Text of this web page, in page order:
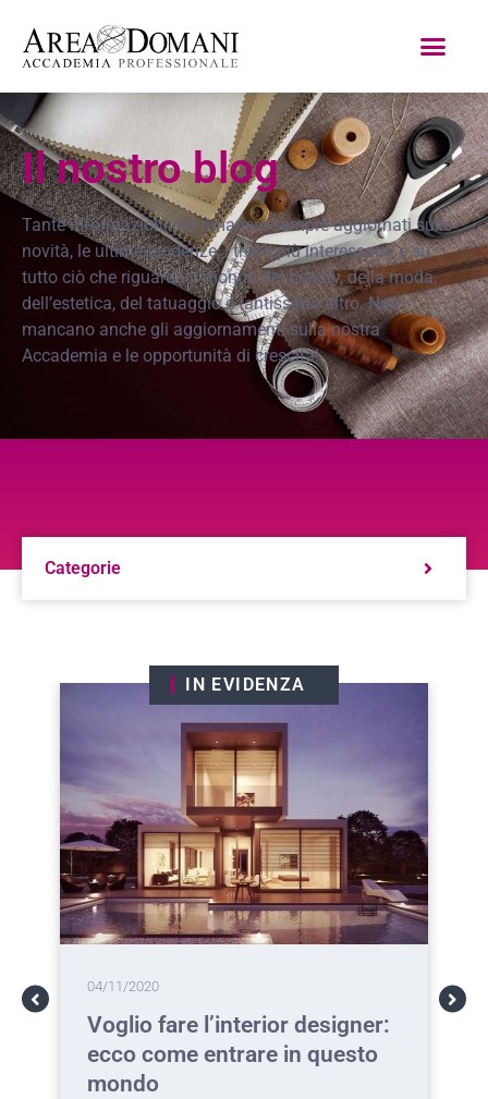
Il nostro blog
Tante informazioni per rimanere sempre aggiornati sulle
novità, le ultime tendenze, i trend più interessanti e su
tutto ciò che riguarda il mondo del beauty, della moda,
dell’estetica, del tatuaggio e tantissimo altro. Non
mancano anche gli aggiornamenti sulla nostra
Accademia e le opportunità di crescita!
IN EVIDENZA
04/11/2020
Voglio fare l’interior designer:
ecco come entrare in questo
mondo
Categorie